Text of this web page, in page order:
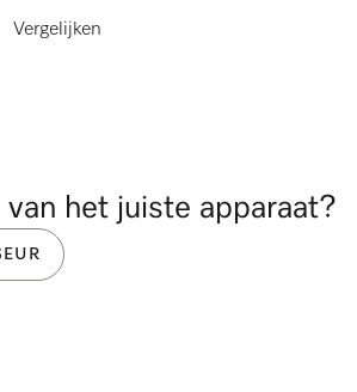
Vergelijken
het juiste apparaat?